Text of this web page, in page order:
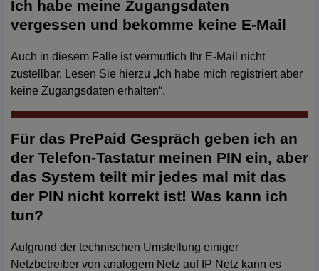
Ich habe meine Zugangsdaten
vergessen und bekomme keine E-Mail
Auch in diesem Falle ist vermutlich Ihr E-Mail nicht
zustellbar. Lesen Sie hierzu „Ich habe mich registriert aber
keine Zugangsdaten erhalten“.
Für das PrePaid Gespräch geben ich an
der Telefon-Tastatur meinen PIN ein, aber
das System teilt mir jedes mal mit das
der PIN nicht korrekt ist! Was kann ich
tun?
Aufgrund der technischen Umstellung einiger
Netzbetreiber von analogem Netz auf IP Netz kann es